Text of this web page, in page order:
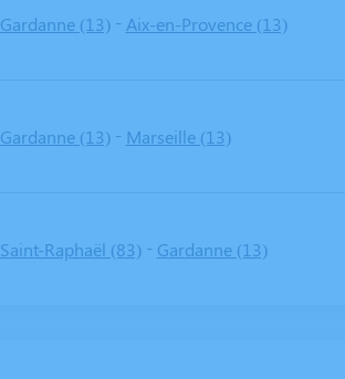
Gardanne (13)- Aix-en-Provence (13)
Gardanne (13)- Marseille (13)
Saint-Raphaël (83)- Gardanne (13)